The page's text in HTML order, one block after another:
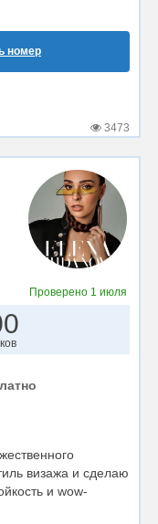
номер
3473
Проверено 1 июля
визажа и сделаю
и wow-